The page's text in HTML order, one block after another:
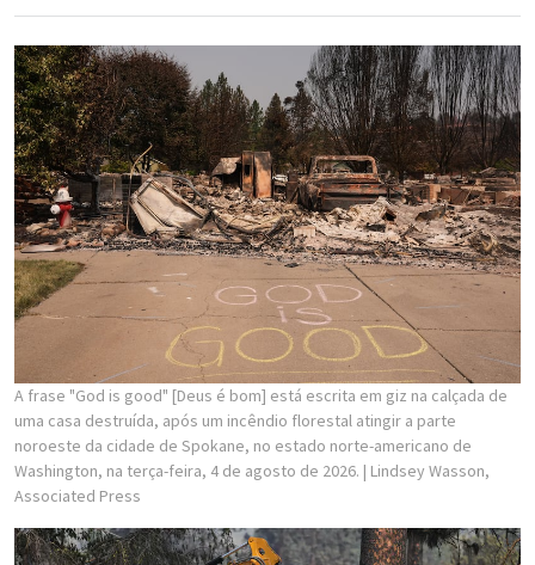
A frase "God is good" [Deus é bom] está escrita em giz na calçada de
uma casa destruída, após um incêndio florestal atingir a parte
noroeste da cidade de Spokane, no estado norte-americano de
Washington, na terça-feira, 4 de agosto de 2026. | Lindsey Wasson,
Associated Press